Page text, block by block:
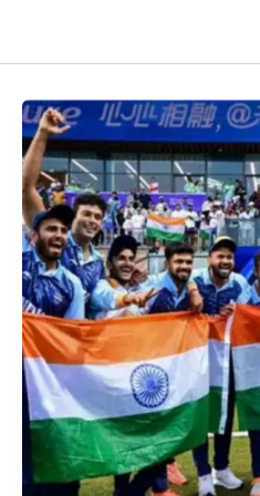
एशियन
गेम्स
2026:
क्रिकेट
शेड्यूल
जारी,
टी-20
फॉर्मेट
में
होंगे
मुकाबले